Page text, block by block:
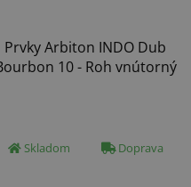
Prvky Arbiton INDO Dub
10 - Roh vnútorný
Skladom Doprava